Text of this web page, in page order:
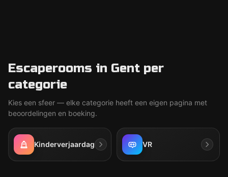
Escaperooms in Gent per
categorie
Kies een sfeer — elke categorie heeft een eigen pagina met
beoordelingen en boeking.
Kinderverjaardag VR